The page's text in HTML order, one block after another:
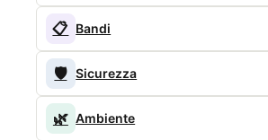
📋 Bandi
🛡️ Sicurezza
🌿 Ambiente